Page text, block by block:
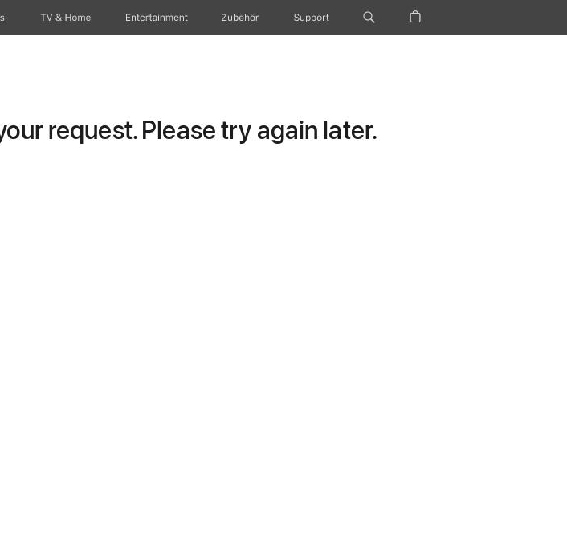
TV & Home Entertainment Zubehör Support
request. Please try again later.